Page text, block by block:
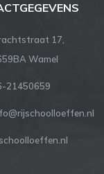
17,
Wamel
21450659